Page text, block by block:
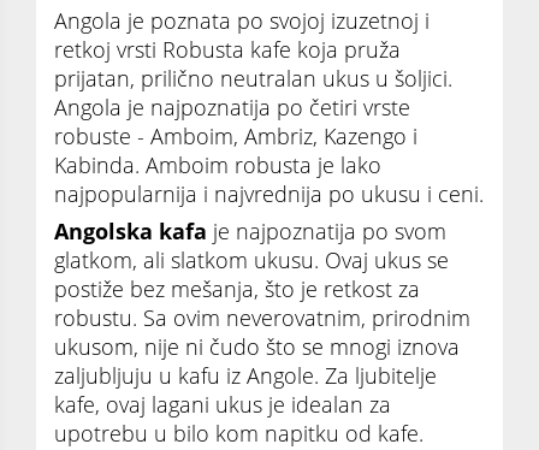
Angola je poznata po svojoj izuzetnoj i
retkoj vrsti Robusta kafe koja pruža
prijatan, prilično neutralan ukus u šoljici.
Angola je najpoznatija po četiri vrste
robuste - Amboim, Ambriz, Kazengo i
Kabinda. Amboim robusta je lako
najpopularnija i najvrednija po ukusu i ceni.
Angolska kafa je najpoznatija po svom
glatkom, ali slatkom ukusu. Ovaj ukus se
postiže bez mešanja, što je retkost za
robustu. Sa ovim neverovatnim, prirodnim
ukusom, nije ni čudo što se mnogi iznova
zaljubljuju u kafu iz Angole. Za ljubitelje
kafe, ovaj lagani ukus je idealan za
upotrebu u bilo kom napitku od kafe.